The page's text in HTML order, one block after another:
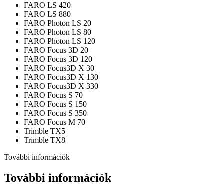
FARO LS 420
FARO LS 880
FARO Photon LS 20
FARO Photon LS 80
FARO Photon LS 120
FARO Focus 3D 20
FARO Focus 3D 120
FARO Focus3D X 30
FARO Focus3D X 130
FARO Focus3D X 330
FARO Focus S 70
FARO Focus S 150
FARO Focus S 350
FARO Focus M 70
Trimble TX5
Trimble TX8
További információk
További információk